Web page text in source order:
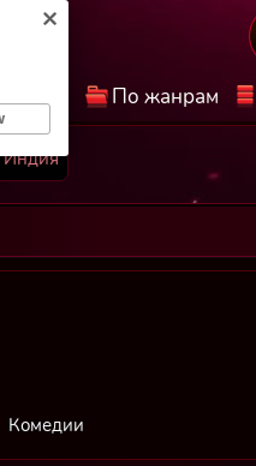
По жанрам
Индия
Комедии